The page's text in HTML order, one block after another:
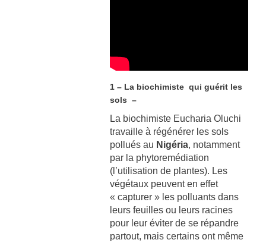
1 – La biochimiste qui guérit les
sols –
La biochimiste Eucharia Oluchi
travaille à régénérer les sols
pollués au Nigéria, notamment
par la phytoremédiation
(l’utilisation de plantes). Les
végétaux peuvent en effet
« capturer » les polluants dans
leurs feuilles ou leurs racines
pour leur éviter de se répandre
partout, mais certains ont même